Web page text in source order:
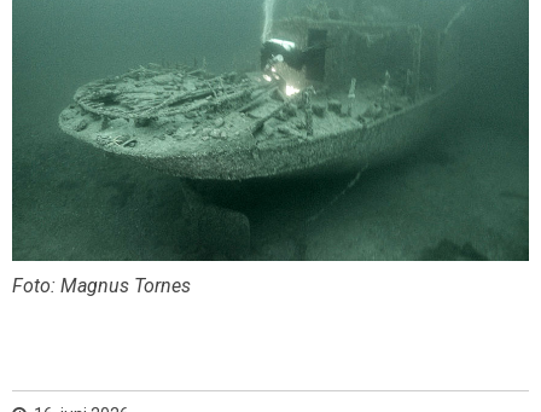
Foto: Magnus Tornes